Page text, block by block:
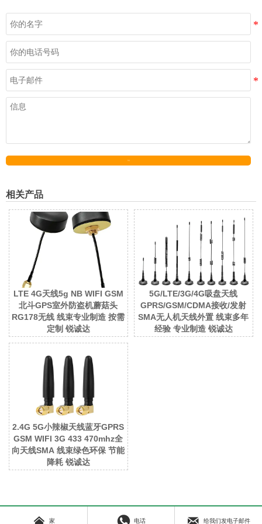
相关产品
LTE 4G天线5g NB WIFI GSM
北斗GPS室外防盗机蘑菇头
RG178无线 线束专业制造 按需
定制 锐诚达
5G/LTE/3G/4G吸盘天线
GPRS/GSM/CDMA接收/发射
SMA无人机天线外置 线束多年
经验 专业制造 锐诚达
2.4G 5G小辣椒天线蓝牙GPRS
GSM WIFI 3G 433 470mhz全
向天线SMA 线束绿色环保 节能
降耗 锐诚达
Copyright © 2023 昆山RCD All Rights Reserved. 苏ICP备16064248号
 家  电话  给我们发电子邮件